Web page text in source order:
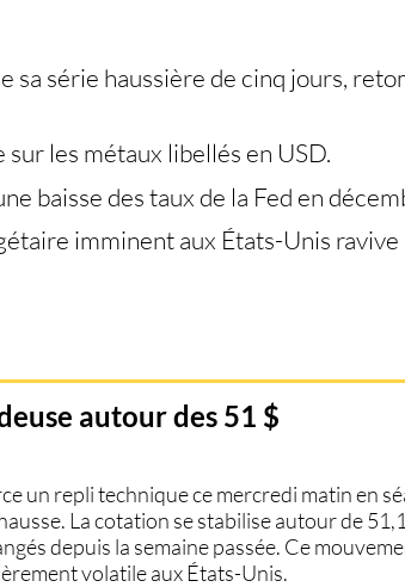
alternatifs en ligne de mire
sa série haussière de cinq jours,
les métaux libellés en USD.
baisse des taux de la Fed en
imminent aux États-Unis
autour des 51 $
un repli technique ce mercredi matin en
La cotation se stabilise autour de
depuis la semaine passée. Ce
volatile aux États-Unis.